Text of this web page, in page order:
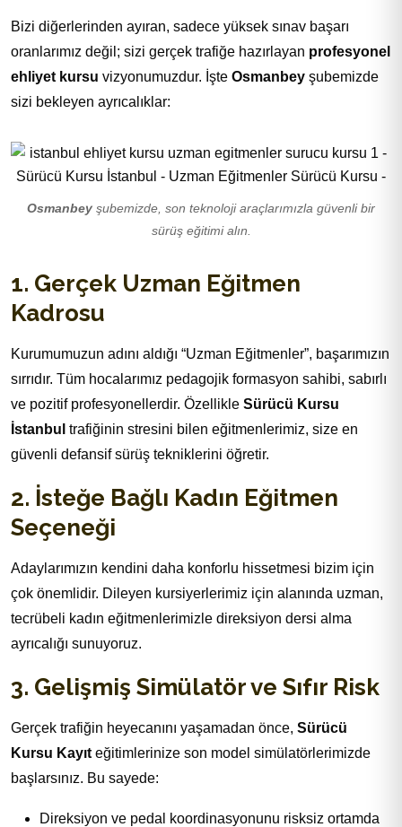
Bizi diğerlerinden ayıran, sadece yüksek sınav başarı
oranlarımız değil; sizi gerçek trafiğe hazırlayan profesyonel
ehliyet kursu vizyonumuzdur. İşte Osmanbey şubemizde
sizi bekleyen ayrıcalıklar:
Osmanbey şubemizde, son teknoloji araçlarımızla güvenli bir
sürüş eğitimi alın.
1. Gerçek Uzman Eğitmen
Kadrosu
Kurumumuzun adını aldığı “Uzman Eğitmenler”, başarımızın
sırrıdır. Tüm hocalarımız pedagojik formasyon sahibi, sabırlı
ve pozitif profesyonellerdir. Özellikle Sürücü Kursu
İstanbul trafiğinin stresini bilen eğitmenlerimiz, size en
güvenli defansif sürüş tekniklerini öğretir.
2. İsteğe Bağlı Kadın Eğitmen
Seçeneği
Adaylarımızın kendini daha konforlu hissetmesi bizim için
çok önemlidir. Dileyen kursiyerlerimiz için alanında uzman,
tecrübeli kadın eğitmenlerimizle direksiyon dersi alma
ayrıcalığı sunuyoruz.
3. Gelişmiş Simülatör ve Sıfır Risk
Gerçek trafiğin heyecanını yaşamadan önce, Sürücü
Kursu Kayıt eğitimlerinize son model simülatörlerimizde
başlarsınız. Bu sayede:
Direksiyon ve pedal koordinasyonunu risksiz ortamda